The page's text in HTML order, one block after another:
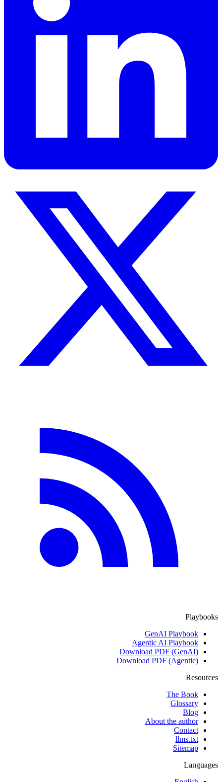
Playbooks
GenAI Playbook
Agentic AI Playbook
Download PDF (GenAI)
Download PDF (Agentic)
Resources
The Book
Glossary
Blog
About the author
Contact
llms.txt
Sitemap
Languages